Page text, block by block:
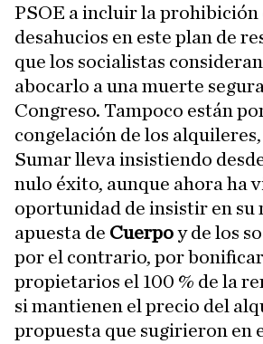
PSOE a incluir la prohibición
desahucios en este plan de
que los socialistas
abocarlo a una muerte
Congreso. Tampoco están
congelación de los alquileres,
Sumar lleva insistiendo
nulo éxito, aunque ahora ha
oportunidad de insistir en su
apuesta de Cuerpoy de los
por el contrario, por bonificar
propietarios el 100 % de la
si mantienen el precio del
propuesta que sugirieron en